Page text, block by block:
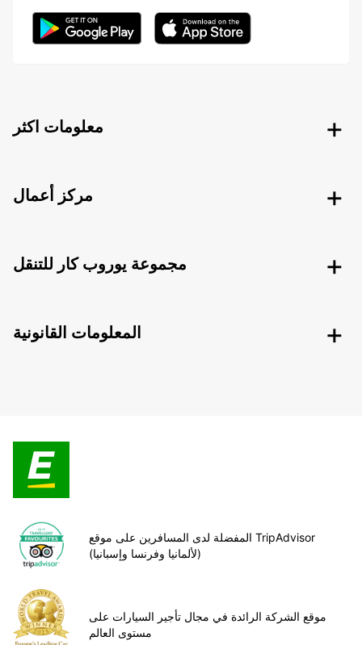
معلومات اكثر
مركز أعمال
مجموعة يوروب كار للتنقل
المعلومات القانونية
المفضلة لدى المسافرين على موقع TripAdvisor
(لألمانيا وفرنسا وإسبانيا)
موقع الشركة الرائدة في مجال تأجير السيارات على
مستوى العالم